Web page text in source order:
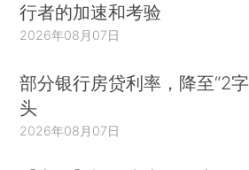
行者的加速和考验
2026年08月07日
部分银行房贷利率，降至“2字
头
2026年08月07日